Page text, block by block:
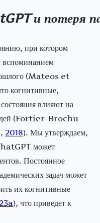
и потеря
при котором
вспоминанием
(Mateos et
когнитивные,
влияют на
(Fortier-Brochu
2018). Мы утверждаем,
может
Постоянное
задач может
их когнитивные
), что приведет к